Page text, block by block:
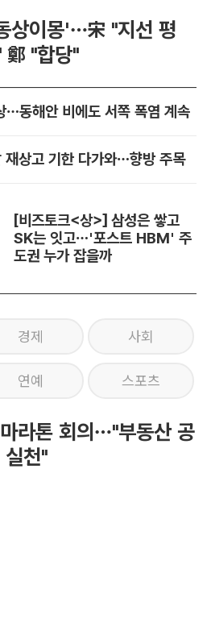
상이몽'…宋 "지선 평
鄭 "합당"
…동해안 비에도 서쪽 폭염 계속
재상고 기한 다가와…향방 주목
[비즈토크<상>] 삼성은 쌓고
SK는 잇고…'포스트 HBM' 주
도권 누가 잡을까
경제 사회
연예 스포츠
라톤 회의…"부동산 공
천"